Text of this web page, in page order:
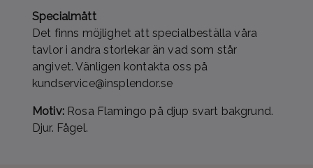
Specialmått
Det finns möjlighet att specialbeställa våra
tavlor i andra storlekar än vad som står
angivet. Vänligen kontakta oss på
kundservice@insplendor.se
Motiv:Rosa Flamingo på djup svart bakgrund.
Djur. Fågel.